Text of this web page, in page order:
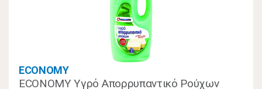
ECONOMY
ECONOMY Υγρό Απορρυπαντικό Ρούχων